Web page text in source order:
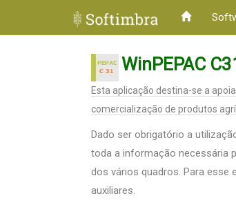
WinPEPAC
Esta aplicação destina-se a
comercialização de produtos
Dado ser obrigatório a
toda a informação necessária
dos vários quadros. Para esse
auxiliares.